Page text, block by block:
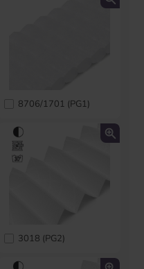
8706/1701 (PG1)
3018 (PG2)